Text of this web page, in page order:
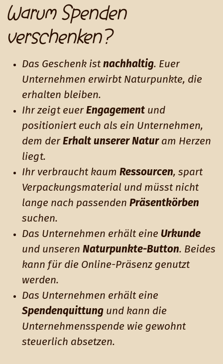
Warum Spenden
verschenken?
Das Geschenk ist nachhaltig. Euer
Unternehmen erwirbt Naturpunkte, die
erhalten bleiben.
Ihr zeigt euer Engagement und
positioniert euch als ein Unternehmen,
dem der Erhalt unserer Naturam Herzen
liegt.
Ihr verbraucht kaum Ressourcen, spart
Verpackungsmaterial und müsst nicht
lange nach passenden Präsentkörben
suchen.
Das Unternehmen erhält eine Urkunde
und unseren Naturpunkte-Button. Beides
kann für die Online-Präsenz genutzt
werden.
Das Unternehmen erhält eine
Spendenquittung und kann die
Unternehmensspende wie gewohnt
steuerlich absetzen.